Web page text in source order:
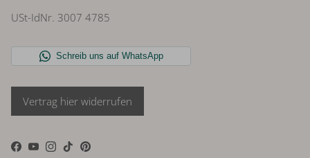
USt-IdNr. 3007 4785
Vertrag hier widerrufen
Facebook
YouTube
Instagram
TikTokPinterest